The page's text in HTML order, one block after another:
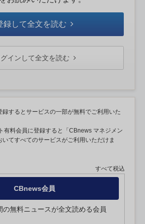
録して全文を読む
グインして全文を読む
するとサービスの一部が無料でご利用いた
有料会員に登録すると「CBnews マネジメン
いてすべてのサービスがご利用いただけま
すべて税込
CBnews会員
の無料ニュースが全文読める会員